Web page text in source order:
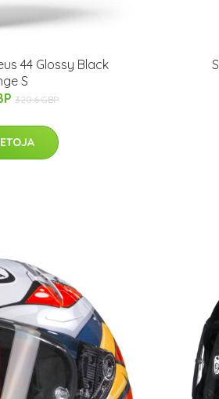
44 Glossy Black
S
320.6 GBP